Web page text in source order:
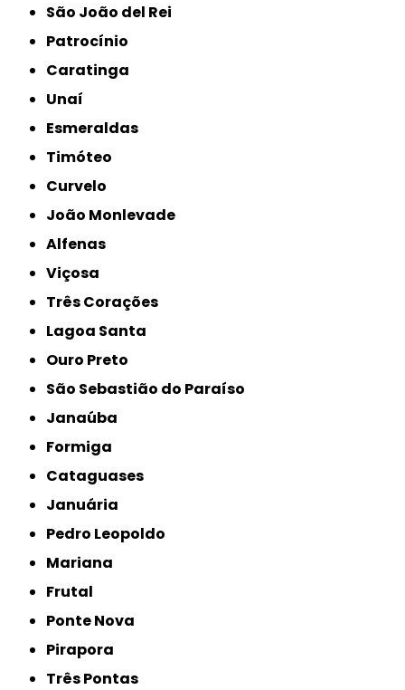
São João del Rei
Patrocínio
Caratinga
Unaí
Esmeraldas
Timóteo
Curvelo
João Monlevade
Alfenas
Viçosa
Três Corações
Lagoa Santa
Ouro Preto
São Sebastião do Paraíso
Janaúba
Formiga
Cataguases
Januária
Pedro Leopoldo
Mariana
Frutal
Ponte Nova
Pirapora
Três Pontas